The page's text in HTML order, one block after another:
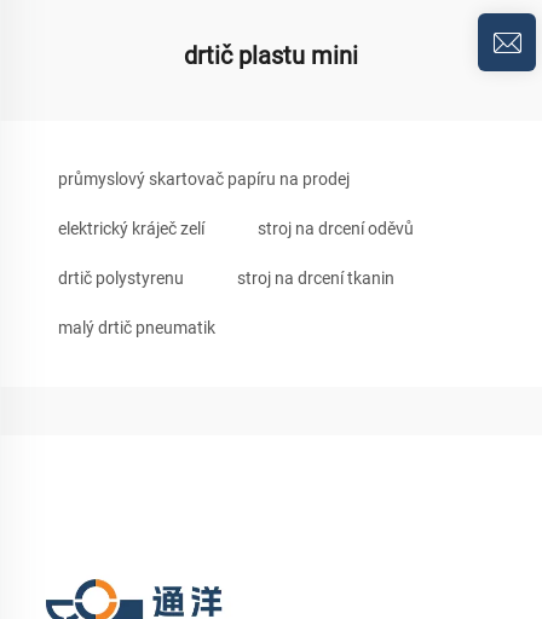
drtič plastu mini
průmyslový skartovač papíru na prodej
elektrický kráječ zelí stroj na drcení oděvů
drtič polystyrenu stroj na drcení tkanin
malý drtič pneumatik